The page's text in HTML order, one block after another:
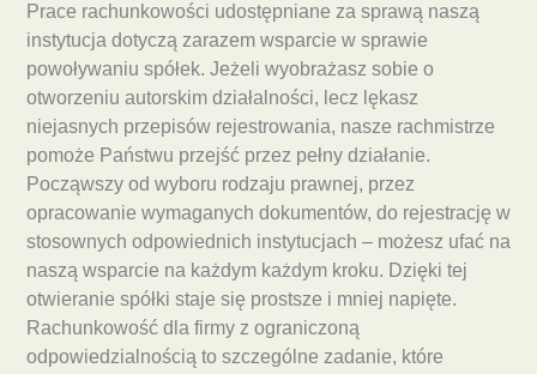
Prace rachunkowości udostępniane za sprawą naszą
instytucja dotyczą zarazem wsparcie w sprawie
powoływaniu spółek. Jeżeli wyobrażasz sobie o
otworzeniu autorskim działalności, lecz lękasz
niejasnych przepisów rejestrowania, nasze rachmistrze
pomoże Państwu przejść przez pełny działanie.
Począwszy od wyboru rodzaju prawnej, przez
opracowanie wymaganych dokumentów, do rejestrację w
stosownych odpowiednich instytucjach – możesz ufać na
naszą wsparcie na każdym każdym kroku. Dzięki tej
otwieranie spółki staje się prostsze i mniej napięte.
Rachunkowość dla firmy z ograniczoną
odpowiedzialnością to szczególne zadanie, które